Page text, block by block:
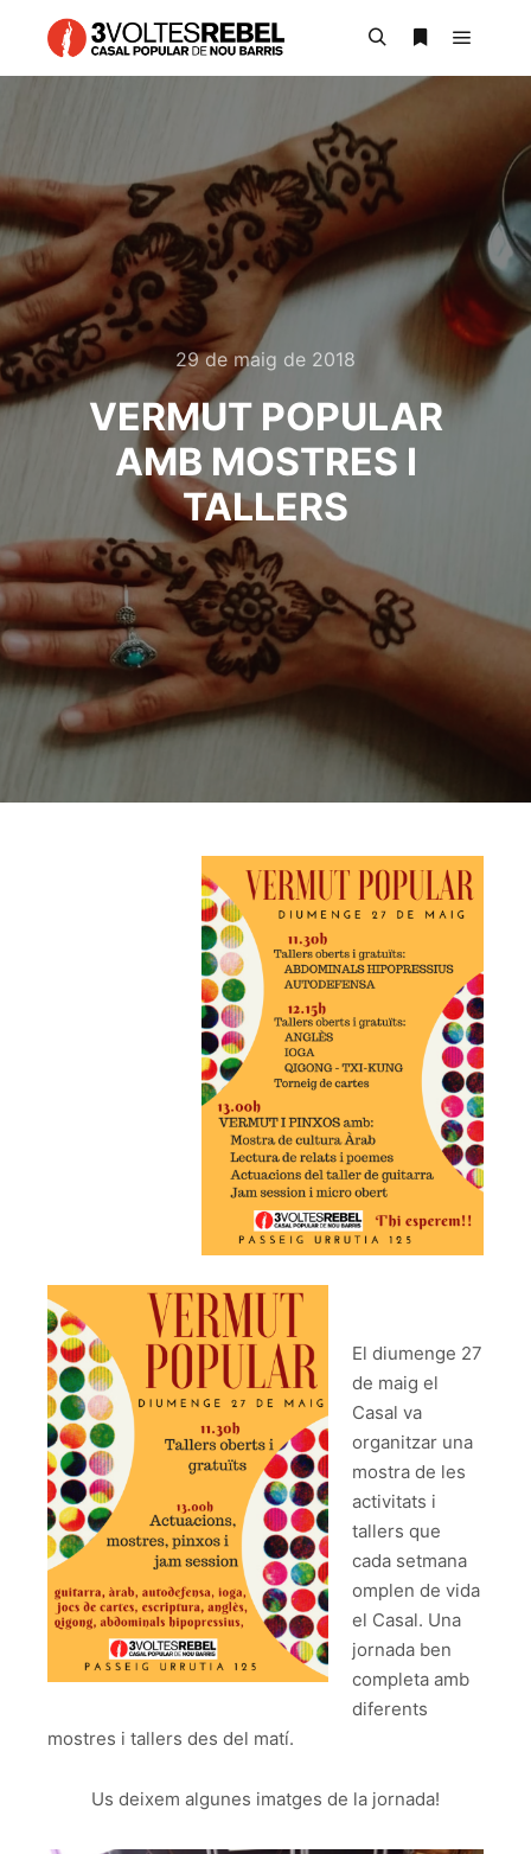
29 de maig de 2018
VERMUT POPULAR
AMB MOSTRES I
TALLERS
El diumenge 27
de maig el
Casal va
organitzar una
mostra de les
activitats i
tallers que
cada setmana
omplen de vida
el Casal. Una
jornada ben
completa amb
diferents
mostres i tallers des del matí.
Us deixem algunes imatges de la jornada!